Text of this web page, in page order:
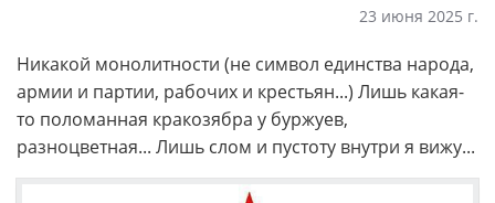
23 июня 2025 г.
Никакой монолитности (не символ единства народа,
армии и партии, рабочих и крестьян...) Лишь какая-
то поломанная кракозябра у буржуев,
разноцветная... Лишь слом и пустоту внутри я вижу...